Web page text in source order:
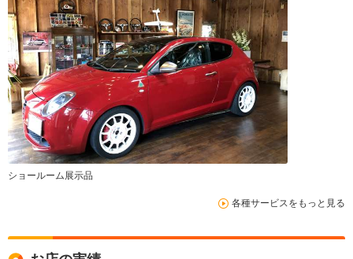
ショールーム展示品
各種サービスをもっと見る